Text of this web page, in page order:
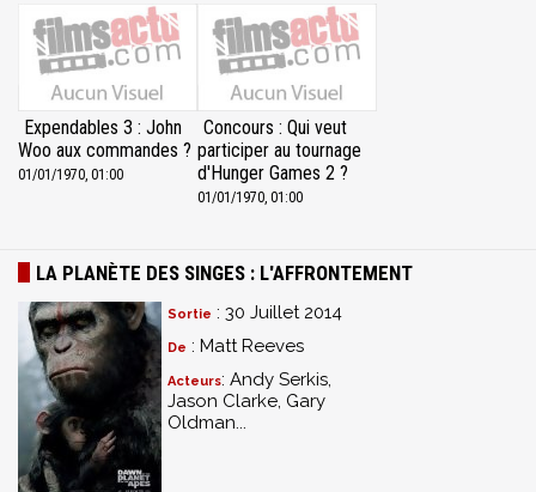
Expendables 3 : John
Woo aux commandes ?
01/01/1970, 01:00
Concours : Qui veut
participer au tournage
d'Hunger Games 2 ?
01/01/1970, 01:00
LA PLANÈTE DES SINGES : L'AFFRONTEMENT
Sortie : 30 Juillet 2014
De : Matt Reeves
Acteurs: Andy Serkis,
Jason Clarke, Gary
Oldman...